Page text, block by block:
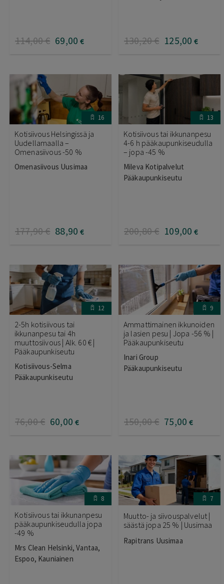
114,00€ 69,00 € 130,20€ 125,00 €
16
Kotisiivous Helsingissä ja
Uudellamaalla –
Omenasiivous -50 %
Omenasiivous Uusimaa
177,90€ 88,90 €
13
Kotisiivous tai ikkunanpesu
4-6 h pääkaupunkiseudulla
– jopa -45 %
Mileva Kotipalvelut
Pääkaupunkiseutu
200,80€ 109,00 €
12
2-5h kotisiivous tai
ikkunanpesu tai 4h
muuttosiivous | Alk. 60 € |
Pääkaupunkiseutu
Kotisiivous-Selma
Pääkaupunkiseutu
76,00€ 60,00 €
9
Ammattimainen ikkunoiden
ja lasien pesu | Jopa -56 % |
Pääkaupunkiseutu
Inari Group
Pääkaupunkiseutu
150,00€ 75,00 €
8
Kotisiivous tai ikkunanpesu
pääkaupunkiseudulla jopa
-49 %
Mrs Clean Helsinki, Vantaa,
Espoo, Kauniainen
7
Muutto- ja siivouspalvelut |
säästä jopa 25 % | Uusimaa
Rapitrans Uusimaa